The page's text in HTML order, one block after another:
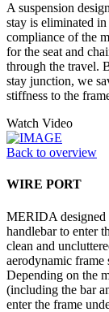
A suspension
stay is eliminated
compliance of the
for the seat and
through the travel.
stay junction, we
stiffness to the
Watch Video
Back to overview
WIRE PORT
MERIDA designed
handlebar to enter
clean and
aerodynamic frame
Depending on the
(including the bar
enter the frame